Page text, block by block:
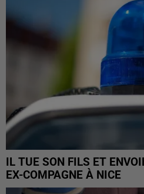
IL TUE SON FILS ET
EX-COMPAGNE À NICE